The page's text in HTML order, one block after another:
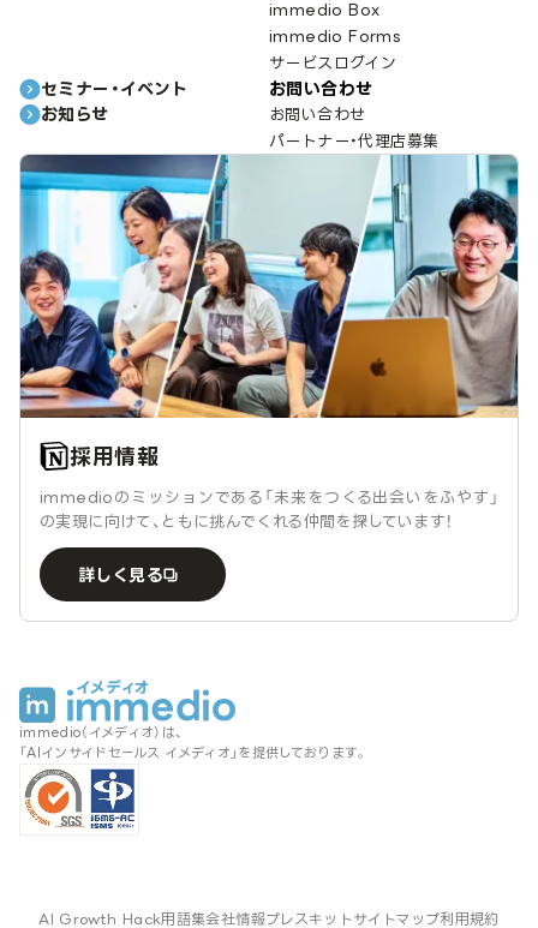
immedio Box
immedio Forms
サービスログイン
セミナー・イベント
お知らせ
お問い合わせ
お問い合わせ
パートナー・代理店募集
採用情報
immedioのミッションである「未来をつくる出会いをふやす」
の実現に向けて、ともに挑んでくれる仲間を探しています！
詳しく見る
immedio（イメディオ）は、
「AIインサイドセールス イメディオ」を提供しております。
AI Growth Hack用語集会社情報プレスキットサイトマップ利用規約